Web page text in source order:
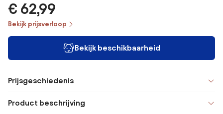
€ 62,99
Bekijk prijsverloop
Bekijk beschikbaarheid
Prijsgeschiedenis
Product beschrijving